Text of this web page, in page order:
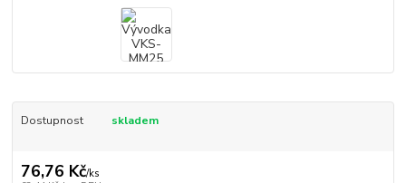
Dostupnost skladem
76,76 Kč/ks